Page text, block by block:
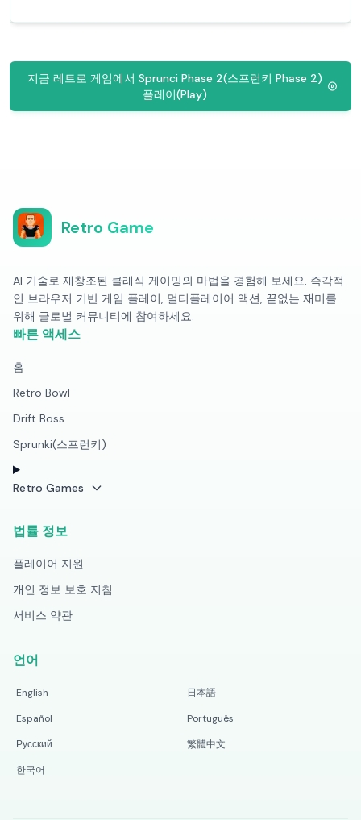
지금 레트로 게임에서 Sprunci Phase 2(스프런키 Phase 2)
플레이(Play)
Retro Game
AI 기술로 재창조된 클래식 게이밍의 마법을 경험해 보세요. 즉각적
인 브라우저 기반 게임 플레이, 멀티플레이어 액션, 끝없는 재미를
위해 글로벌 커뮤니티에 참여하세요.
빠른 액세스
홈
Retro Bowl
Drift Boss
Sprunki(스프런키)
Retro Games
법률 정보
플레이어 지원
개인 정보 보호 지침
서비스 약관
언어
English
日本語
Español
Português
Русский
繁體中文
한국어